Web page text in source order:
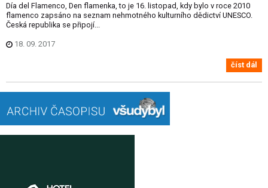
Día del Flamenco, Den flamenka, to je 16. listopad, kdy bylo v roce 2010
flamenco zapsáno na seznam nehmotného kulturního dědictví UNESCO.
Česká republika se připojí...
18. 09. 2017
číst dál